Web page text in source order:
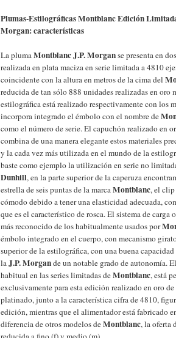
Plumas-Estilográficas Montblanc Edición
Morgan: características
La plumaMontblanc J.P. Morganse presenta en
realizada en plata maciza en serie limitada a 4810
coincidente con la altura en metros de la cima del
reducida de tan sólo 888 unidades realizadas en oro
estilográfica está realizado respectivamente con los
incorpora integrado el émbolo con el nombre de
como el número de serie. El capuchón realizado en
combina de una manera elegante estos materiales
y la cada vez más utilizada en el mundo de la
baste como ejemplo la utilización en serie no
Dunhill, en la parte superior de la caperuza
estrella de seis puntas de la marcaMontblanc, el clip
cómodo debido a tener una elasticidad adecuada,
que es el característico de rosca. El sistema de carga
más reconocido de los habitualmente usados por
émbolo integrado en el cuerpo, con mecanismo
superior de la estilográfica, con una buena
laJ.P. Morgande un notable grado de autonomía.
habitual en las series limitadas deMontblanc, está
exclusivamente para esta edición realizado en oro
platinado, junto a la característica cifra de 4810,
edición, mientras que el alimentador está fabricado
diferencia de otros modelos deMontblanc, la oferta